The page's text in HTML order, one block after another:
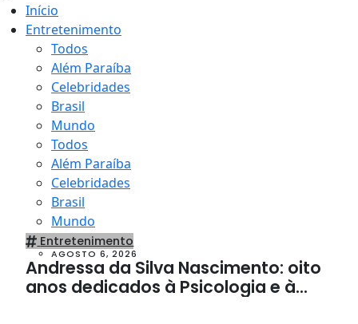
Início
Entretenimento
Todos
Além Paraíba
Celebridades
Brasil
Mundo
Todos
Além Paraíba
Celebridades
Brasil
Mundo
Entretenimento
AGOSTO 6, 2026
Andressa da Silva Nascimento: oito
anos dedicados à Psicologia e à